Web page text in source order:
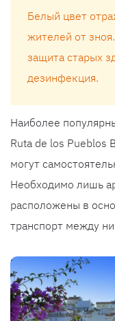
Белый цвет
жителей от
защита старых
дезинфекция.
Наиболее
Ruta de los Pueblos
могут
Необходимо лишь
расположены в
транспорт между